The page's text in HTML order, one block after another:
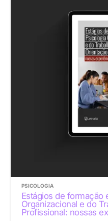
PSICOLOGIA
Estágios de formação
Organizacional e do
Profissional: nossas